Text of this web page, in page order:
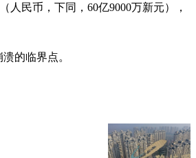
民币，下同，60亿9000万新元），
的临界点。